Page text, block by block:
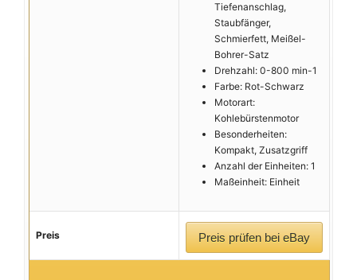
Tiefenanschlag,
Staubfänger,
Schmierfett, Meißel-
Bohrer-Satz
Drehzahl: 0-800 min-1
Farbe: Rot-Schwarz
Motorart:
Kohlebürstenmotor
Besonderheiten:
Kompakt, Zusatzgriff
Anzahl der Einheiten: 1
Maßeinheit: Einheit
Preis Preis prüfen bei eBay